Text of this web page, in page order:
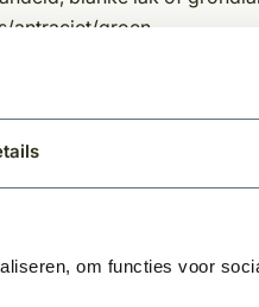
om functies voor
antraciet/groen
afgewerkt met een